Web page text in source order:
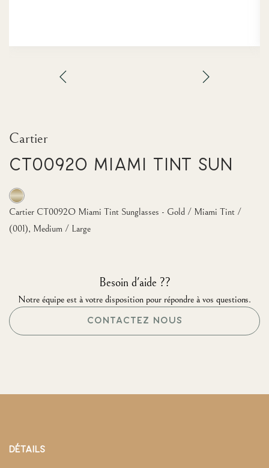
Cartier
CT0092O Miami Tint Sun
Cartier CT0092O Miami Tint Sunglasses - Gold / Miami Tint /
(001), Medium / Large
Besoin d'aide ??
Notre équipe est à votre disposition pour répondre à vos questions.
CONTACTEZ NOUS
DÉTAILS